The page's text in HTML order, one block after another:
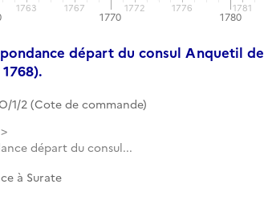
1770 1780
1763 1767 1772 1776 1781
départ du consul Anquetil de
1/2 (Cote de commande)
départ du consul...
à Surate